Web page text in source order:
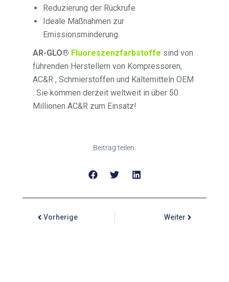
Reduzierung der Rückrufe
Ideale Maßnahmen zur
Emissionsminderung
AR-GLO® Fluoreszenzfarbstoffe sind von
führenden Herstellern von Kompressoren,
AC&R , Schmierstoffen und Kältemitteln OEM
. Sie kommen derzeit weltweit in über 50
Millionen AC&R zum Einsatz!
Beitrag teilen:
Vorherige Weiter